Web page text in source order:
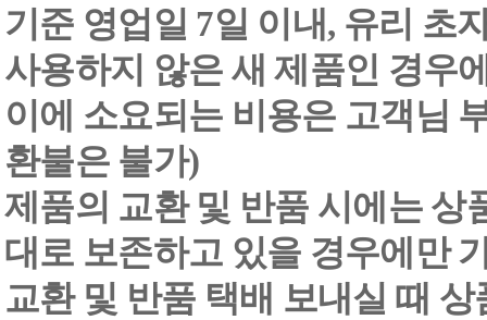
기준 영업일 7일 이내, 유리 초
사용하지 않은 새 제품인 경우
이에 소요되는 비용은 고객님
환불은 불가)
제품의 교환 및 반품 시에는 상
대로 보존하고 있을 경우에만
교환 및 반품 택배 보내실 때